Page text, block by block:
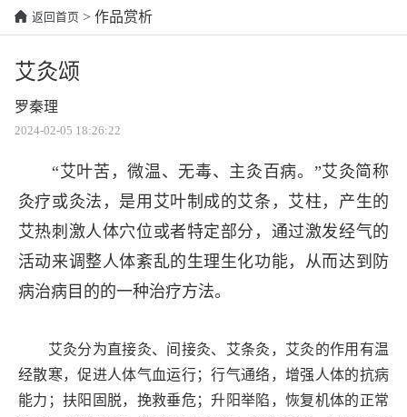
返回首页 > 作品赏析
艾灸颂
罗秦理
2024-02-05 18:26:22
“艾叶苦，微温、无毒、主灸百病。”艾灸简称
灸疗或灸法，是用艾叶制成的艾条，艾柱，产生的
艾热刺激人体穴位或者特定部分，通过激发经气的
活动来调整人体紊乱的生理生化功能，从而达到防
病治病目的的一种治疗方法。
艾灸分为直接灸、间接灸、艾条灸，艾灸的作用有温
经散寒，促进人体气血运行；行气通络，增强人体的抗病
能力；扶阳固脱，挽救垂危；升阳举陷，恢复机体的正常